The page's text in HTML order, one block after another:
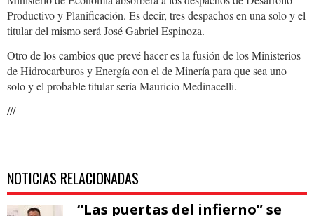
Productivo y Planificación. Es decir, tres despachos en una solo y el
titular del mismo será José Gabriel Espinoza.
Otro de los cambios que prevé hacer es la fusión de los Ministerios
de Hidrocarburos y Energía con el de Minería para que sea uno
solo y el probable titular sería Mauricio Medinacelli.
///
NOTICIAS RELACIONADAS
“Las puertas del infierno” se